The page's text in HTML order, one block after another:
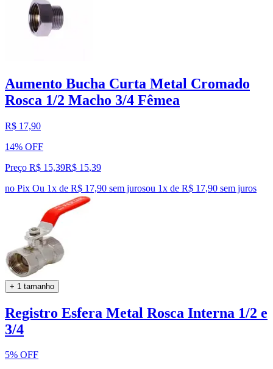
Aumento Bucha Curta Metal Cromado
Rosca 1/2 Macho 3/4 Fêmea
R$ 17,90
14% OFF
Preço R$ 15,39R$ 15,39
no Pix Ou 1x de R$ 17,90 sem jurosou 1x de R$ 17,90 sem juros
+ 1 tamanho
Registro Esfera Metal Rosca Interna 1/2 e
3/4
5% OFF